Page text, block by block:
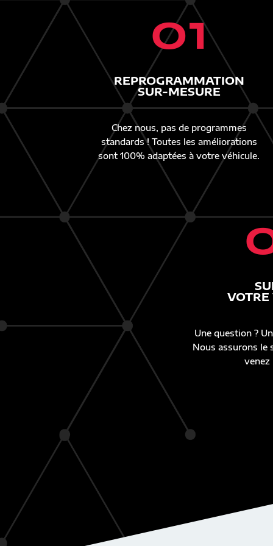
01
REPROGRAMMATION
SUR-MESURE
Chez nous, pas de programmes
standards ! Toutes les améliorations
sont 100% adaptées à votre véhicule.
Une question ?
Nous assurons le
venez